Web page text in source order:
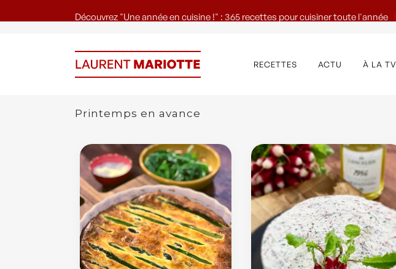
Découvrez "Une année en cuisine !" : 365 recettes pour cuisiner toute l'année
RECETTES ACTU À LA TV
Printemps en avance